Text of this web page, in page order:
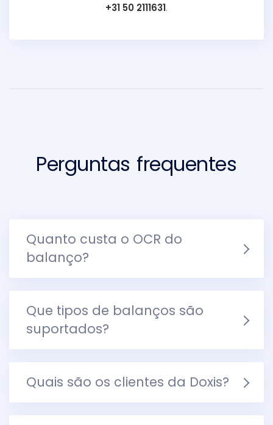
+31 50 2111631.
Perguntas frequentes
Quanto custa o OCR do
balanço?
Que tipos de balanços são
suportados?
Quais são os clientes da Doxis?